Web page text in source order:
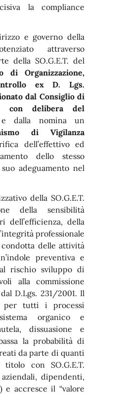
la compliance
e governo della
attraverso
della SO.G.E.T. del
di Organizzazione,
ex D. Lgs.
dal Consiglio di
con delibera del
dalla nomina un
di Vigilanza
dell’effettivo ed
dello stesso
adeguamento nel
della SO.G.E.T.
della sensibilità
dell’efficienza, della
professionale
delle attività
preventiva e
rischio sviluppo di
alla commissione
D.Lgs. 231/2001. Il
per tutti i processi
organico e
dissuasione e
la probabilità di
da parte di quanti
con SO.G.E.T.
dipendenti,
e accresce il “valore